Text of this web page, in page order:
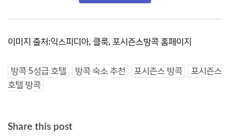
이미지 출처:익스피디아, 클룩, 포시즌스방콕 홈페이지
방콕 5성급 호텔 방콕 숙소 추천 포시즌스 방콕
포시즌스
호텔 방콕
Share this post